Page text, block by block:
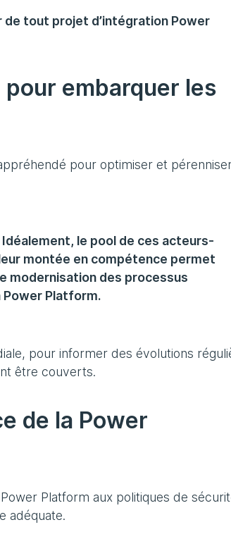
tout projet d’intégration Power
pour embarquer les
pour optimiser et
le pool de ces acteurs-
montée en compétence permet
modernisation des processus
Power Platform.
pour informer des évolutions
être couverts.
de la Power
Platform aux politiques de
adéquate.